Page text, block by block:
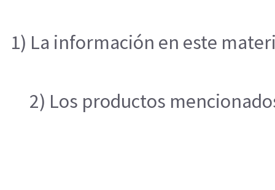
1) La información en este
2) Los productos